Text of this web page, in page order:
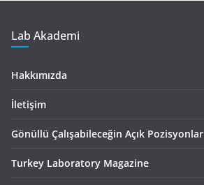
Lab Akademi
Hakkımızda
İletişim
Gönüllü Çalışabileceğin Açık Pozisyonlar
Turkey Laboratory Magazine